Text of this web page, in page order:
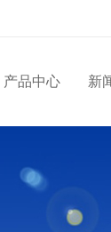
产品中心 新